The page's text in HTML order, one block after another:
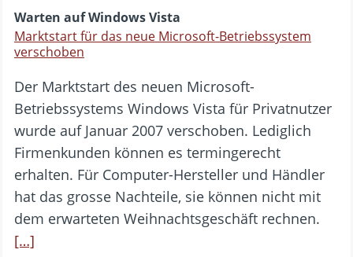
Warten auf Windows Vista
Marktstart für das neue Microsoft-Betriebssystem
verschoben
Der Marktstart des neuen Microsoft-
Betriebssystems Windows Vista für Privatnutzer
wurde auf Januar 2007 verschoben. Lediglich
Firmenkunden können es termingerecht
erhalten. Für Computer-Hersteller und Händler
hat das grosse Nachteile, sie können nicht mit
dem erwarteten Weihnachtsgeschäft rechnen.
[…]